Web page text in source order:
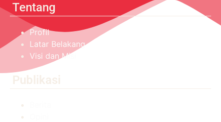
Tentang
Profil
Latar Belakang
Visi dan Misi
Publikasi